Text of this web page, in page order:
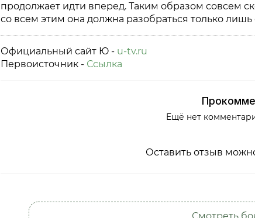
продолжает идти вперед. Таким образом совсем
со всем этим она должна разобраться только лишь
Официальный сайт Ю - u-tv.ru
Первоисточник - Ссылка
Ещё нет
Оставить отзыв